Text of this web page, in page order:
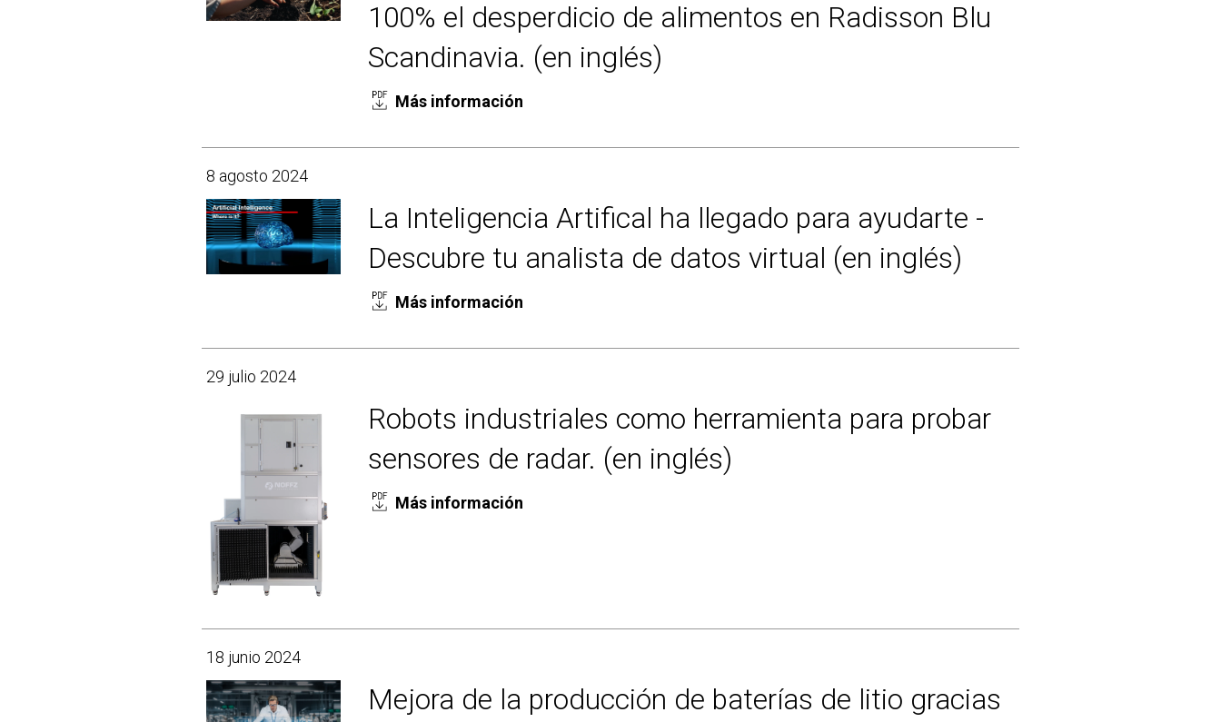
100% el desperdicio de alimentos en Radisson Blu
Scandinavia. (en inglés)
Más información
8 agosto 2024
La Inteligencia Artifical ha llegado para ayudarte -
Descubre tu analista de datos virtual (en inglés)
Más información
29 julio 2024
Robots industriales como herramienta para probar
sensores de radar. (en inglés)
Más información
18 junio 2024
Mejora de la producción de baterías de litio gracias